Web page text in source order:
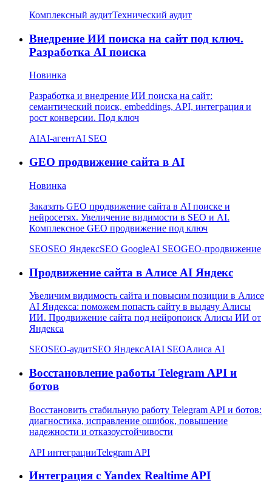
Комплексный аудитТехнический аудит
Внедрение ИИ поиска на сайт под ключ.
Разработка AI поиска
Новинка
Разработка и внедрение ИИ поиска на сайт:
семантический поиск, embeddings, API, интеграция и
рост конверсии. Под ключ
AIAI-агентAI SEO
GEO продвижение сайта в AI
Новинка
Заказать GEO продвижение сайта в AI поиске и
нейросетях. Увеличение видимости в SEO и AI.
Комплексное GEO продвижение под ключ
SEOSEO ЯндексSEO GoogleAI SEOGEO-продвижение
Продвижение сайта в Алисе AI Яндекс
Увеличим видимость сайта и повысим позиции в Алисе
AI Яндекса: поможем попасть сайту в выдачу Алисы
ИИ. Продвижение сайта под нейропоиск Алисы ИИ от
Яндекса
SEOSEO-аудитSEO ЯндексAIAI SEOАлиса AI
Восстановление работы Telegram API и
ботов
Восстановить стабильную работу Telegram API и ботов:
диагностика, исправление ошибок, повышение
надежности и отказоустойчивости
API интеграцииTelegram API
Интеграция с Yandex Realtime API